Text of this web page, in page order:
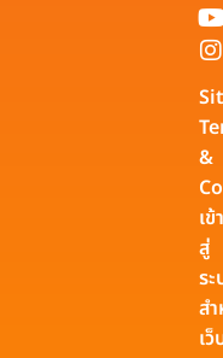
&
เข้า
สู่
ร
ส
เ